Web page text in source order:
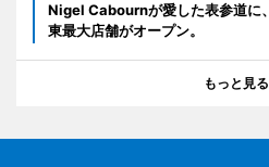
Nigel Cabournが愛した表参道に
東最大店舗がオープン。
もっと見る